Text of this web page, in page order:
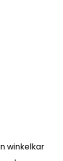
winkelkar